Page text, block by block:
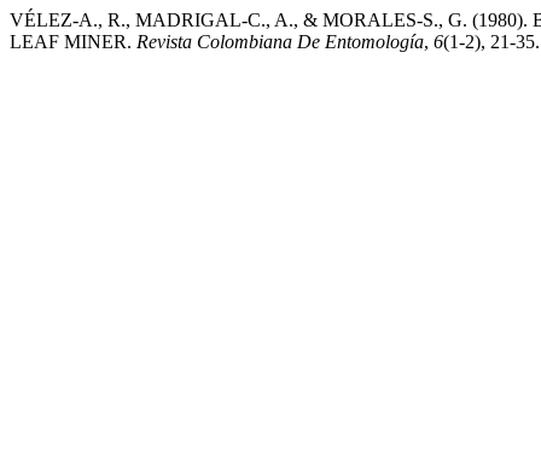
VÉLEZ-A., R., MADRIGAL-C., A., & MORALES-S., G.
LEAF MINER. Revista Colombiana De Entomología, 6(1-2), 21-